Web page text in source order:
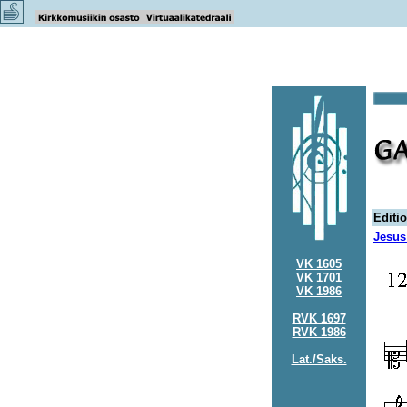
VK 1605
VK 1701
VK 1986
RVK 1697
RVK 1986
Lat./Saks.